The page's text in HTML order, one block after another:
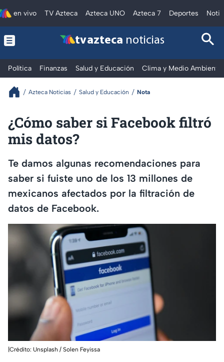
en vivo TV Azteca Azteca UNO Azteca 7 Deportes
tv azteca noticias
Política Finanzas Salud y Educación Clima y Medio Ambiente
Azteca Noticias Salud y Educación Nota
¿Cómo saber si Facebook filtró
mis datos?
Te damos algunas recomendaciones para
saber si fuiste uno de los 13 millones de
mexicanos afectados por la filtración de
datos de Facebook.
|Crédito: Unsplash / Solen Feyissa